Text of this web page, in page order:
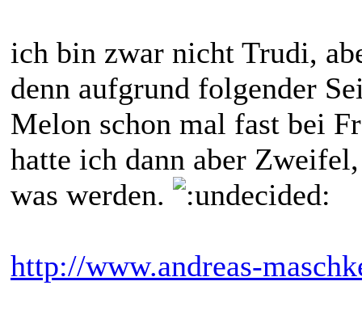
ich bin zwar nicht Trudi,
denn aufgrund folgender
Melon schon mal fast bei
hatte ich dann aber
was werden.
http://www.andreas-